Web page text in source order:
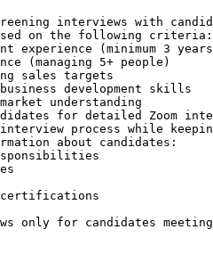
interviews with
on the following criteria:
experience (minimum 3
(managing 5+ people)
sales targets
development skills
understanding
for detailed Zoom
process while
about candidates:
certifications
only for candidates